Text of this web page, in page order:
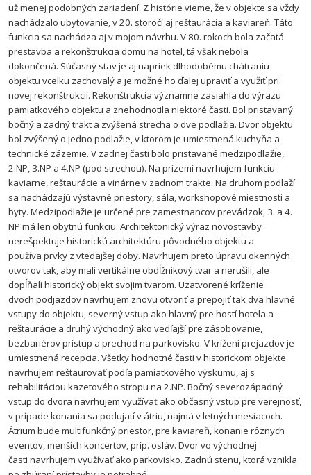
už menej podobných zariadení. Z histórie vieme, že v objekte sa vždy
nachádzalo ubytovanie, v 20. storočí aj reštaurácia a kaviareň. Táto
funkcia sa nachádza aj v mojom návrhu. V 80. rokoch bola začatá
prestavba a rekonštrukcia domu na hotel, tá však nebola
dokončená. Súčasný stav je aj napriek dlhodobému chátraniu
objektu vcelku zachovalý a je možné ho ďalej upraviť a využiť pri
novej rekonštrukcií. Rekonštrukcia významne zasiahla do výrazu
pamiatkového objektu a znehodnotila niektoré časti. Bol pristavaný
bočný a zadný trakt a zvýšená strecha o dve podlažia. Dvor objektu
bol zvýšený o jedno podlažie, v ktorom je umiestnená kuchyňa a
technické zázemie. V zadnej časti bolo pristavané medzipodlažie,
2.NP, 3.NP a 4.NP (pod strechou). Na prízemí navrhujem funkciu
kaviarne, reštaurácie a vinárne v zadnom trakte. Na druhom podlaží
sa nachádzajú výstavné priestory, sála, workshopové miestnosti a
byty. Medzipodlažie je určené pre zamestnancov prevádzok, 3. a 4.
NP má len obytnú funkciu. Architektonický výraz novostavby
nerešpektuje historickú architektúru pôvodného objektu a
používa prvky z vtedajšej doby. Navrhujem preto úpravu okenných
otvorov tak, aby mali vertikálne obdĺžnikový tvar a nerušili, ale
dopĺňali historický objekt svojim tvarom. Uzatvorené kríženie
dvoch podjazdov navrhujem znovu otvoriť a prepojiť tak dva hlavné
vstupy do objektu, severný vstup ako hlavný pre hostí hotela a
reštaurácie a druhý východný ako vedľajší pre zásobovanie,
bezbariérovprístup a prechod na parkovisko. V krížení prejazdov je
umiestnená recepcia. Všetky hodnotné časti v historickom objekte
navrhujem reštaurovať podľa pamiatkového výskumu, aj s
rehabilitáciou kazetového stropu na 2.NP. Bočný severozápadný
vstup do dvora navrhujem využívať ako občasný vstup pre verejnosť,
v prípade konania sa podujatí v átriu, najmä v letných mesiacoch.
Átrium bude multifunkčný priestor, pre kaviareň, konanie rôznych
eventov, menších koncertov, príp. osláv. Dvor vo východnej
časti navrhujem využívať ako parkovisko. Zadnú stenu, ktorá vznikla